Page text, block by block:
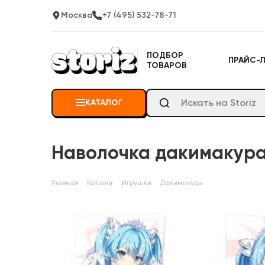
Москва +7 (495) 532-78-71
ПОДБОР
ТОВАРОВ
ПРАЙС-
КАТАЛОГ
Наволочка
Главная Каталог Игрушки Дакимакуры